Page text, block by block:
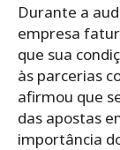
Durante a
empresa
que sua
às parcerias
afirmou que
das apostas
importância